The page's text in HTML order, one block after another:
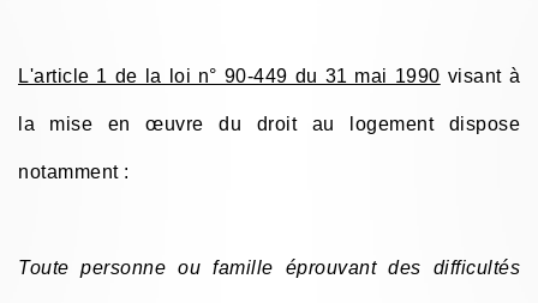
L'article 1 de la loi n° 90-449 du 31 mai 1990 visant à
la mise en œuvre du droit au logement dispose
notamment :
Toute personne ou famille éprouvant des difficultés